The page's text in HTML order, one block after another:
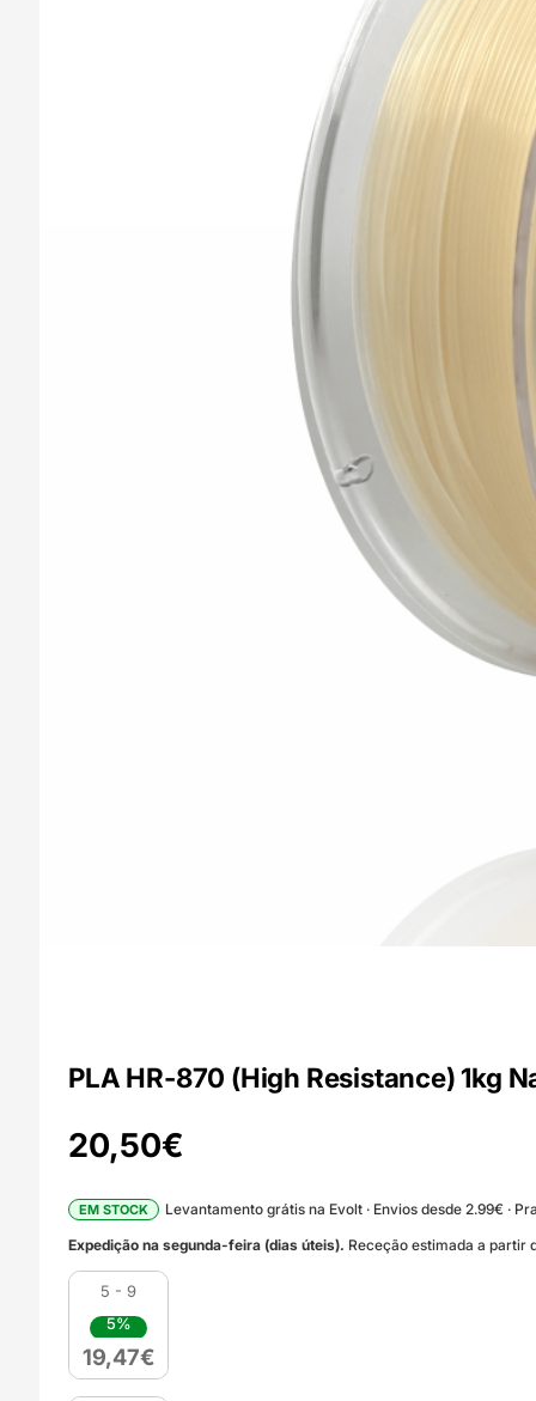
PLA HR-870 (High Resistance) 1kg
20,50€
EM STOCK
Levantamento grátis na Evolt · Envios desde 2.99€ ·
Expedição na segunda-feira (dias úteis). Receção estimada a partir
5 - 9
5%
19,47€